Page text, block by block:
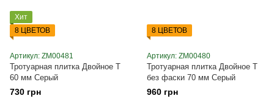
Хит
8 ЦВЕТОВ
Артикул: ZM00481
Тротуарная плитка Двойное Т
60 мм Серый
730 грн
8 ЦВЕТОВ
Артикул: ZM00480
Тротуарная плитка Двойное Т
без фаски 70 мм Серый
960 грн